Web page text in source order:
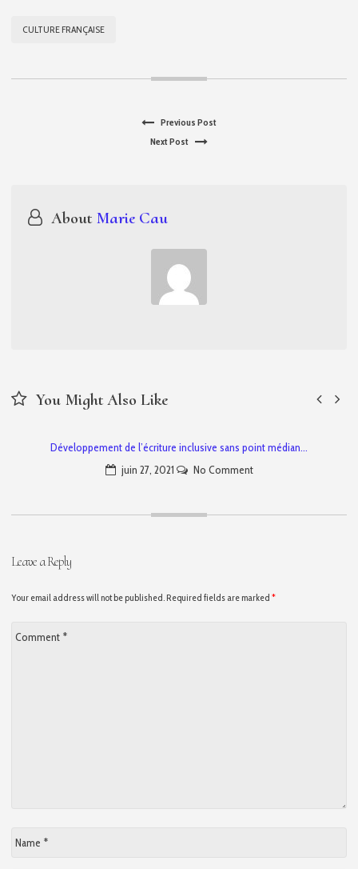
CULTURE FRANÇAISE
Previous PostPrevious
Next Post
Next
About Marie Cau
You Might Also Like
Développement de l’écriture inclusive sans point médian…
juin 27, 2021
No Comment
Leave a Reply
Your email address will not be published. Required fields are marked *
Comment
Name